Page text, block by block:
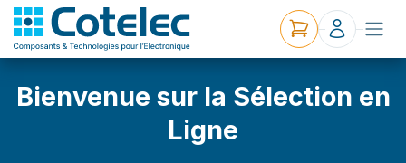
Bienvenue sur la Sélection en
Ligne